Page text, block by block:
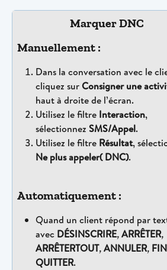
Marquer DNC
Manuellement :
Dans la conversation avec le
cliquez sur Consigner une
haut à droite de l’écran.
Utilisez le filtre Interaction,
sélectionnez SMS/Appel.
Utilisez le filtre Résultat,
Ne plus appeler( DNC).
Automatiquement :
Quand un client répond par
avec DÉSINSCRIRE, ARRÊTER,
ARRÊTERTOUT, ANNULER, FIN
QUITTER.